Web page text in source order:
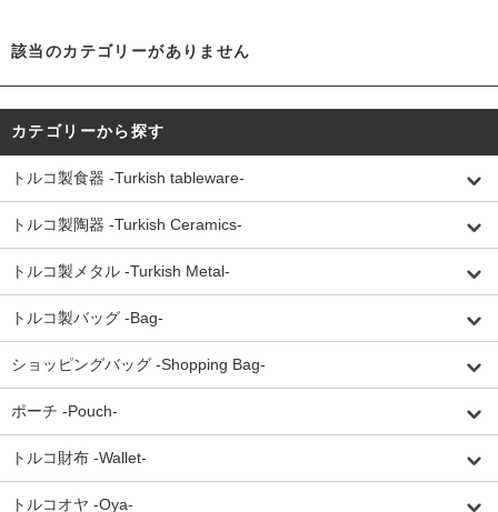
該当のカテゴリーがありません
カテゴリーから探す
トルコ製食器 -Turkish tableware-
トルコ製陶器 -Turkish Ceramics-
トルコ製メタル -Turkish Metal-
トルコ製バッグ -Bag-
ショッピングバッグ -Shopping Bag-
ポーチ -Pouch-
トルコ財布 -Wallet-
トルコオヤ -Oya-